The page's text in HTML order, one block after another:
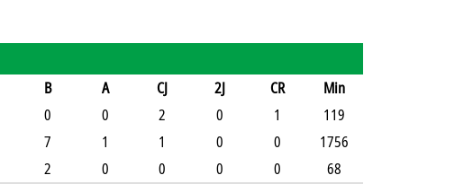
B A CJ 2J CR
Min
0 0 2 0 1
119
7 1 1 0 0
1756
2 0 0 0 0
68